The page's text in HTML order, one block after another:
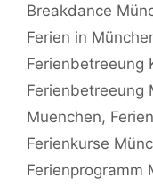
Breakdance
Ferien in
Ferienbetreeung
Ferienbetreeung
Muenchen,
Ferienkurse
Ferienprogramm